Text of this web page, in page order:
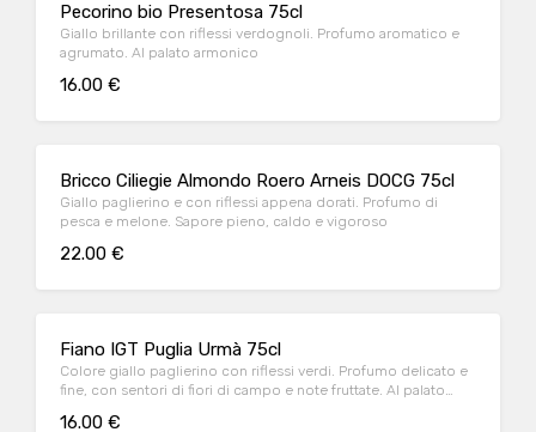
Pecorino bio Presentosa 75cl
Giallo brillante con riflessi verdognoli. Profumo aromatico e
agrumato. Al palato armonico
16.00 €
Bricco Ciliegie Almondo Roero Arneis DOCG 75cl
Giallo paglierino e con riflessi appena dorati. Profumo di
pesca e melone. Sapore pieno, caldo e vigoroso
22.00 €
Fiano IGT Puglia Urmà 75cl
Colore giallo paglierino con riflessi verdi. Profumo delicato e
fine, con sentori di fiori di campo e note fruttate. Al palato
16.00 €